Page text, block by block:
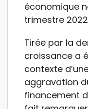
économique
trimestre
Tirée par la
croissance a
contexte
aggravation
financement